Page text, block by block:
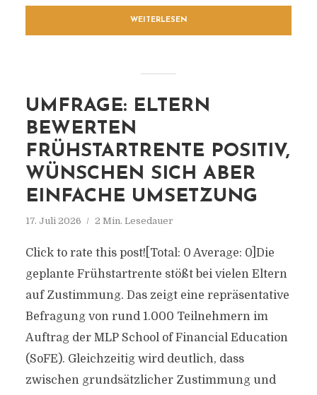
WEITERLESEN
UMFRAGE: ELTERN
BEWERTEN
FRÜHSTARTRENTE POSITIV,
WÜNSCHEN SICH ABER
EINFACHE UMSETZUNG
17. Juli 2026 2 Min. Lesedauer
Click to rate this post![Total: 0 Average: 0]Die
geplante Frühstartrente stößt bei vielen Eltern
auf Zustimmung. Das zeigt eine repräsentative
Befragung von rund 1.000 Teilnehmern im
Auftrag der MLP School of Financial Education
(SoFE). Gleichzeitig wird deutlich, dass
zwischen grundsätzlicher Zustimmung und